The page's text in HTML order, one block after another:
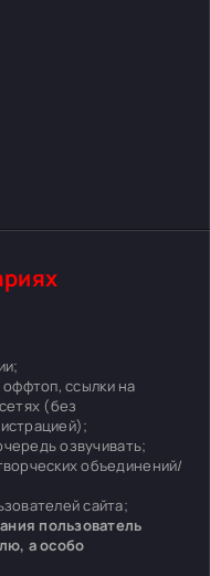
оффтоп, ссылки на
(без
озвучивать;
объединений/
сайта;
пользователь
а особо